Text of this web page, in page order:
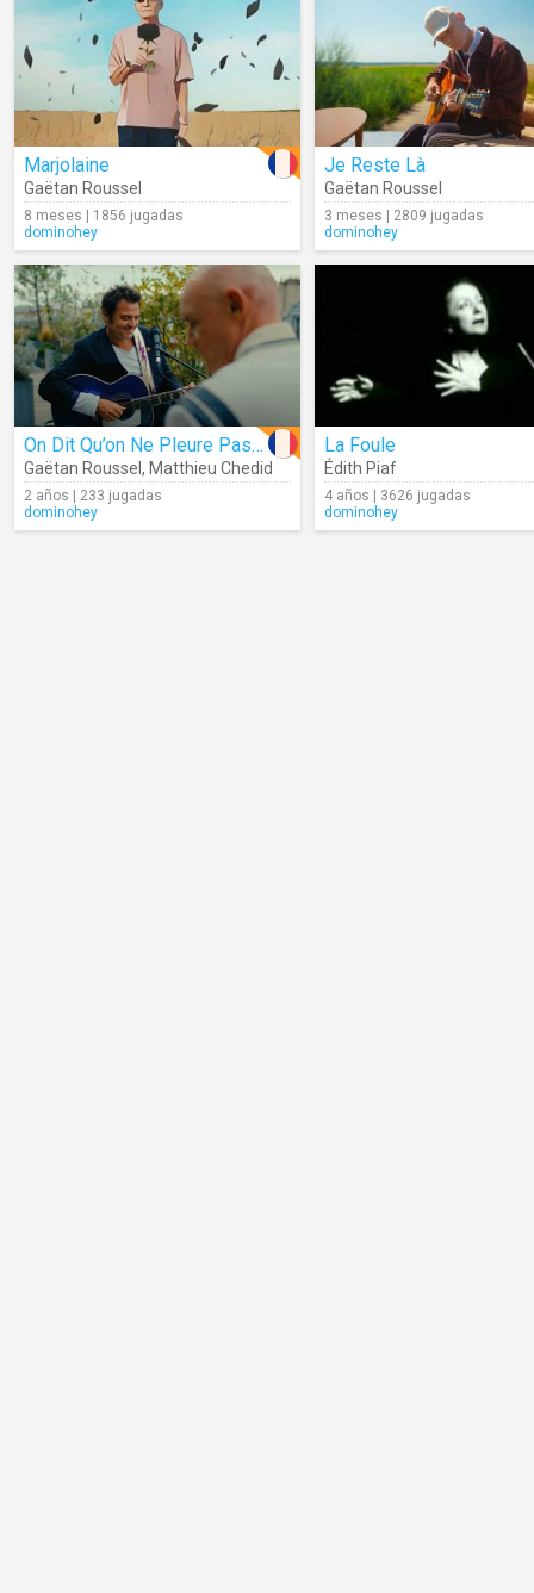
Marjolaine
Gaëtan Roussel
8 meses | 1856 jugadas
dominohey
Je Reste Là
Gaëtan Roussel
3 meses | 2809 jugadas
dominohey
On Dit Qu’on Ne Pleure Pas Dans L’eau
Gaëtan Roussel , Matthieu Chedid
2 años | 233 jugadas
dominohey
La Foule
Édith Piaf
4 años | 3626 jugadas
dominohey